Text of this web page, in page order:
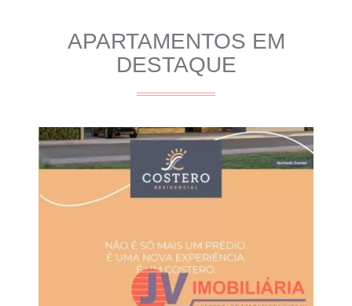
APARTAMENTOS EM
DESTAQUE